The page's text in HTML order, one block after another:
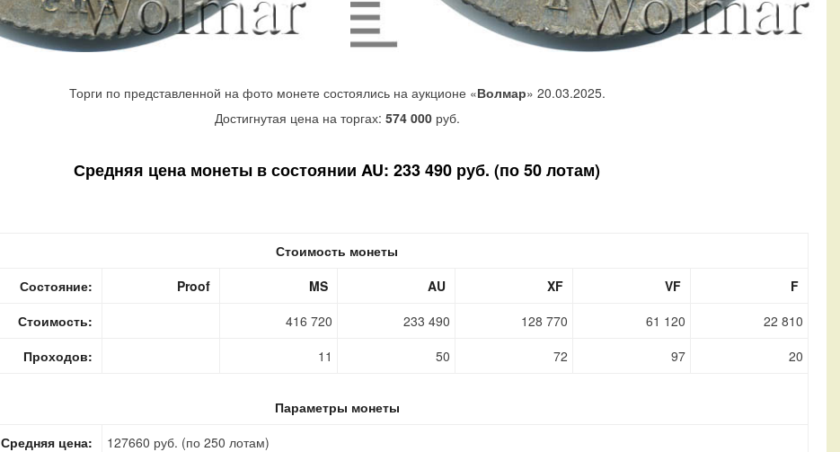
Торги по представленной на фото монете состоялись на аукционе «Волмар» 20.03.2025.
Достигнутая цена на торгах: 574 000руб.
Средняя цена монеты в состоянии AU: 233 490 руб. (по 50 лотам)
Стоимость монеты
Состояние:
Proof MS AU XF VF
F
Стоимость:
416 720 233 490 128 770 61 120
22 810
Проходов:
11 50 72 97 20
Параметры монеты
Средняя цена:
127660 руб. (по 250 лотам)